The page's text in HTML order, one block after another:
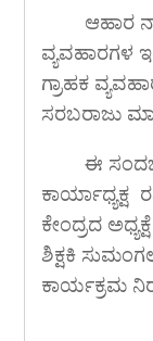
ಆಹಾರ
ವ್ಯವಹಾರಗಳ
ಗ್ರಾಹಕ
ಸರಬರಾಜು
ಈ
ಕಾರ್ಯಾಧ್ಯಕ್ಷ
ಕೇಂದ್ರದ
ಶಿಕ್ಷಕಿ
ಕಾರ್ಯಕ್ರಮ